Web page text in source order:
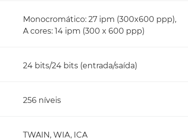
Monocromático: 27 ipm (300x600 ppp),
A cores: 14 ipm (300 x 600 ppp)
24 bits/24 bits (entrada/saída)
256 níveis
TWAIN, WIA, ICA